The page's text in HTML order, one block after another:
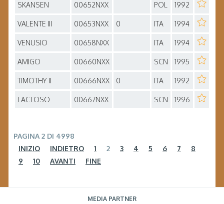
SKANSEN 00652NXX POL 1992
VALENTE III 00653NXX 0 ITA 1994
VENUSIO 00658NXX ITA 1994
AMIGO 00660NXX SCN 1995
TIMOTHY II 00666NXX 0 ITA 1992
LACTOSO 00667NXX SCN 1996
PAGINA 2 DI 4998
INIZIO
INDIETRO 1 2 3 4 5 6 7
8
9
10 AVANTI FINE
MEDIA PARTNER